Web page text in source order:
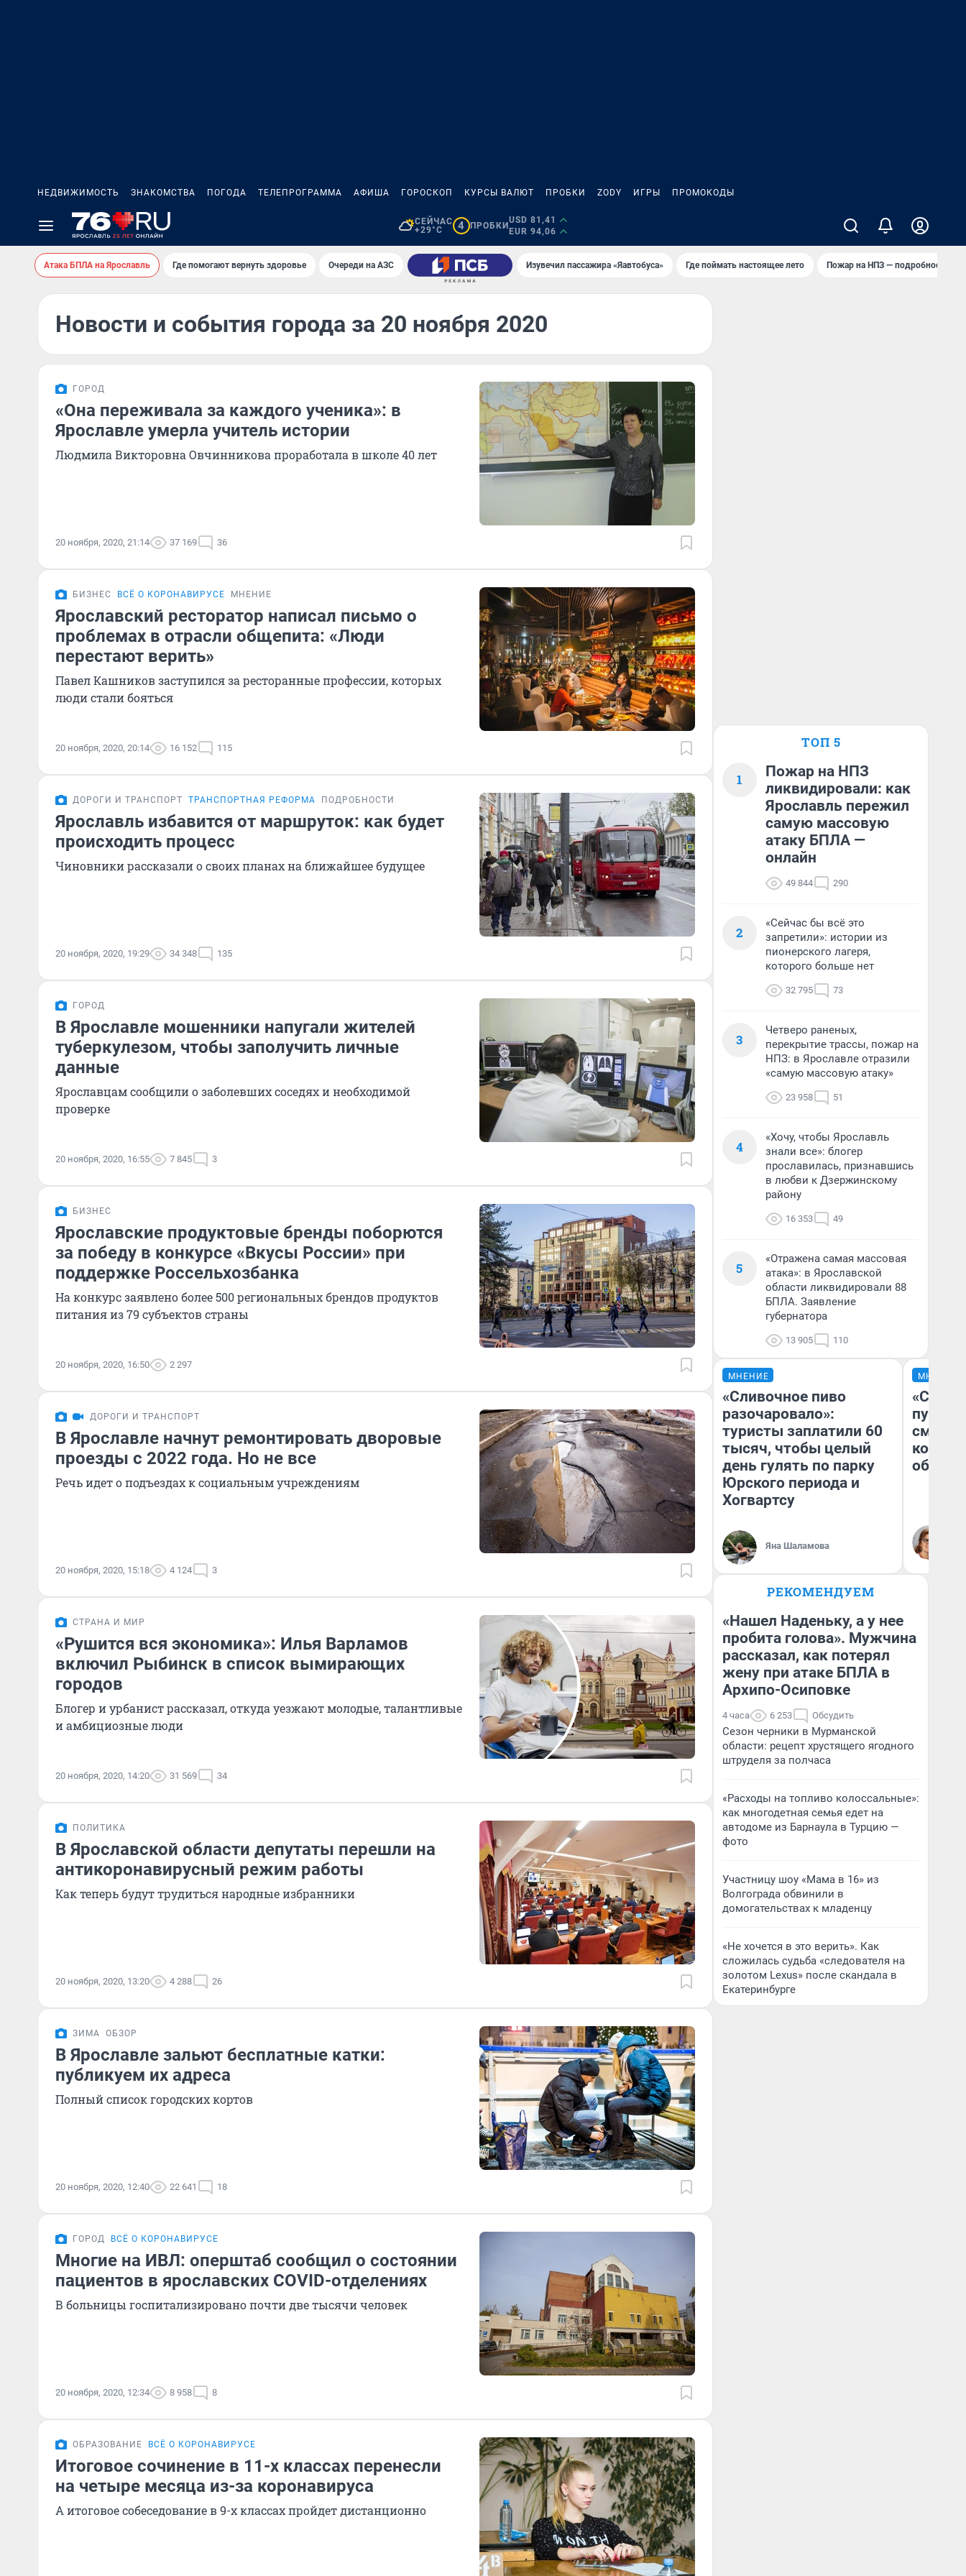
НЕДВИЖИМОСТЬ ЗНАКОМСТВА ПОГОДА ТЕЛЕПРОГРАММА АФИША ГОРОСКОП КУРСЫ ВАЛЮТ ПРОБКИ ZODY ИГРЫ ПРОМОКОДЫ
СЕЙЧАС
+29°C
4 ПРОБКИ
USD 81,41
EUR 94,06
Атака БПЛА на Ярославль Где помогают вернуть здоровье Очереди на АЗС Изувечил пассажира «Яавтобуса» Где поймать настоящее лето Пожар на НПЗ — подробности
Новости и события города за 20 ноября 2020
ГОРОД
«Она переживала за каждого ученика»: в
Ярославле умерла учитель истории
Людмила Викторовна Овчинникова проработала в школе 40 лет
20 ноября, 2020, 21:14 37 169 36
БИЗНЕС ВСЁ О КОРОНАВИРУСЕ МНЕНИЕ
Ярославский ресторатор написал письмо о
проблемах в отрасли общепита: «Люди
перестают верить»
Павел Кашников заступился за ресторанные профессии, которых
люди стали бояться
20 ноября, 2020, 20:14 16 152 115
ДОРОГИ И ТРАНСПОРТ ТРАНСПОРТНАЯ РЕФОРМА ПОДРОБНОСТИ
Ярославль избавится от маршруток: как будет
происходить процесс
Чиновники рассказали о своих планах на ближайшее будущее
20 ноября, 2020, 19:29 34 348 135
ГОРОД
В Ярославле мошенники напугали жителей
туберкулезом, чтобы заполучить личные
данные
Ярославцам сообщили о заболевших соседях и необходимой
проверке
20 ноября, 2020, 16:55 7 845 3
БИЗНЕС
Ярославские продуктовые бренды поборются
за победу в конкурсе «Вкусы России» при
поддержке Россельхозбанка
На конкурс заявлено более 500 региональных брендов продуктов
питания из 79 субъектов страны
20 ноября, 2020, 16:50 2 297
ДОРОГИ И ТРАНСПОРТ
В Ярославле начнут ремонтировать дворовые
проезды с 2022 года. Но не все
Речь идет о подъездах к социальным учреждениям
20 ноября, 2020, 15:18 4 124 3
СТРАНА И МИР
«Рушится вся экономика»: Илья Варламов
включил Рыбинск в список вымирающих
городов
Блогер и урбанист рассказал, откуда уезжают молодые, талантливые
и амбициозные люди
20 ноября, 2020, 14:20 31 569 34
ПОЛИТИКА
В Ярославской области депутаты перешли на
антикоронавирусный режим работы
Как теперь будут трудиться народные избранники
20 ноября, 2020, 13:20 4 288 26
ЗИМА ОБЗОР
В Ярославле зальют бесплатные катки:
публикуем их адреса
Полный список городских кортов
20 ноября, 2020, 12:40 22 641 18
ГОРОД ВСЁ О КОРОНАВИРУСЕ
Многие на ИВЛ: оперштаб сообщил о состоянии
пациентов в ярославских COVID-отделениях
В больницы госпитализировано почти две тысячи человек
20 ноября, 2020, 12:34 8 958 8
ОБРАЗОВАНИЕ ВСЁ О КОРОНАВИРУСЕ
Итоговое сочинение в 11-х классах перенесли
на четыре месяца из-за коронавируса
А итоговое собеседование в 9-х классах пройдет дистанционно
ТОП 5
1
Пожар на НПЗ
ликвидировали: как
Ярославль пережил
самую массовую
атаку БПЛА —
онлайн
49 844 290
2
«Сейчас бы всё это
запретили»: истории из
пионерского лагеря,
которого больше нет
32 795 73
3
Четверо раненых,
перекрытие трассы, пожар на
НПЗ: в Ярославле отразили
«самую массовую атаку»
23 958 51
4
«Хочу, чтобы Ярославль
знали все»: блогер
прославилась, признавшись
в любви к Дзержинскому
району
16 353 49
5
«Отражена самая массовая
атака»: в Ярославской
области ликвидировали 88
БПЛА. Заявление
губернатора
13 905 110
МНЕНИЕ
«Сливочное пиво
разочаровало»:
туристы заплатили 60
тысяч, чтобы целый
день гулять по парку
Юрского периода и
Хогвартсу
Яна Шаламова
МНЕНИЕ
РЕКОМЕНДУЕМ
«Нашел Наденьку, а у нее
пробита голова». Мужчина
рассказал, как потерял
жену при атаке БПЛА в
Архипо-Осиповке
4 часа 6 253 Обсудить
Сезон черники в Мурманской
области: рецепт хрустящего ягодного
штруделя за полчаса
«Расходы на топливо колоссальные»:
как многодетная семья едет на
автодоме из Барнаула в Турцию —
фото
Участницу шоу «Мама в 16» из
Волгограда обвинили в
домогательствах к младенцу
«Не хочется в это верить». Как
сложилась судьба «следователя на
золотом Lexus» после скандала в
Екатеринбурге